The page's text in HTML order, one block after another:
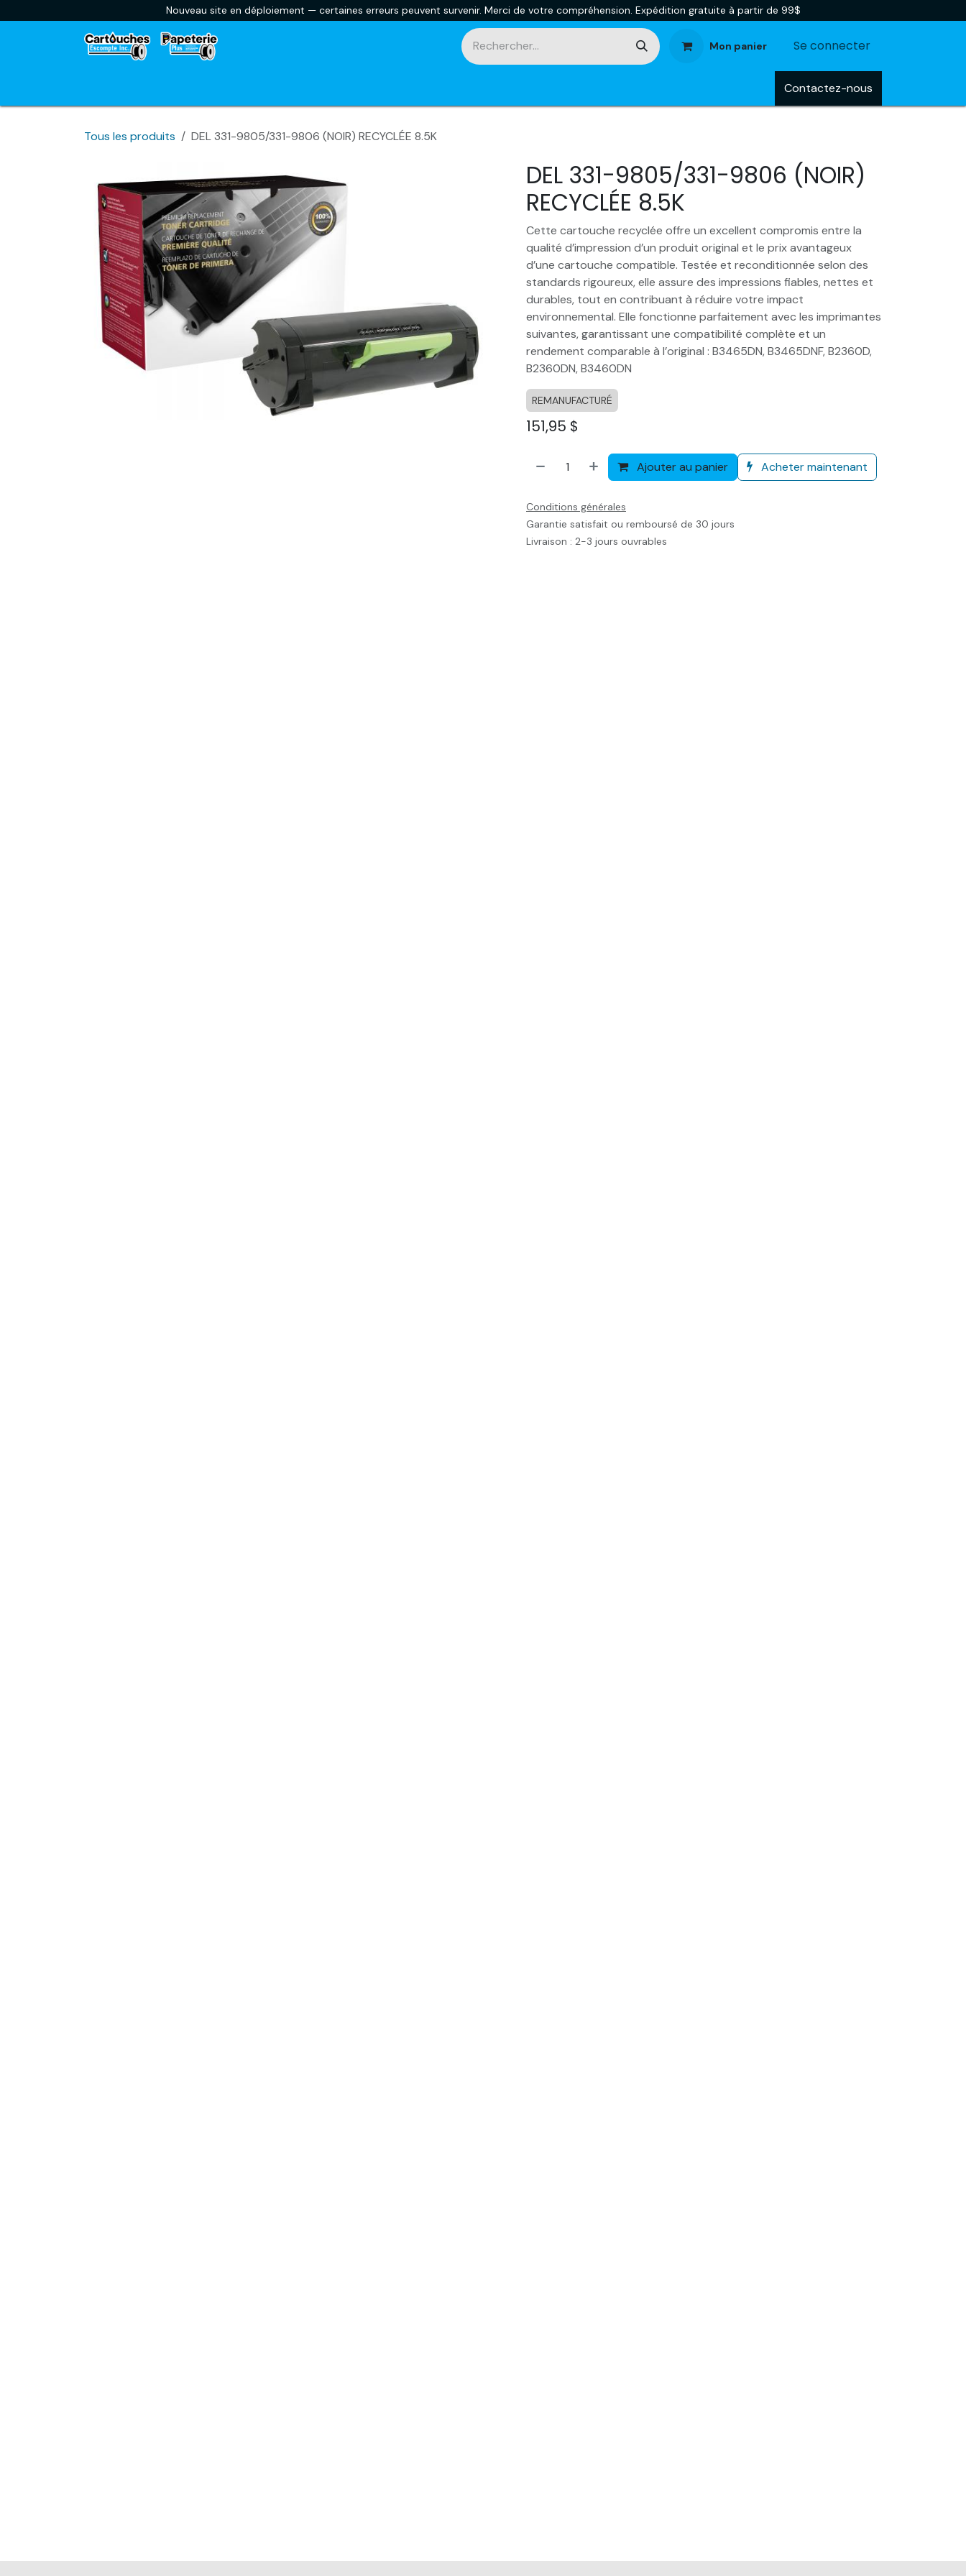
Nouveau site en déploiement — certaines erreurs peuvent survenir. Merci de votre compréhension. Expédition gratuite à partir de 99$
Mon panier Se connecter
Contactez-nous
Tous les produits DEL 331-9805/331-9806 (NOIR) RECYCLÉE 8.5K
DEL 331-9805/331-9806 (NOIR)
RECYCLÉE 8.5K
Cette cartouche recyclée offre un excellent compromis entre la
qualité d’impression d’un produit original et le prix avantageux
d’une cartouche compatible. Testée et reconditionnée selon des
standards rigoureux, elle assure des impressions fiables, nettes et
durables, tout en contribuant à réduire votre impact
environnemental. Elle fonctionne parfaitement avec les imprimantes
suivantes, garantissant une compatibilité complète et un
rendement comparable à l’original : B3465DN, B3465DNF, B2360D,
B2360DN, B3460DN
REMANUFACTURÉ
151,95 $
Ajouter au panier Acheter maintenant
Conditions générales
Garantie satisfait ou remboursé de 30 jours
Livraison : 2-3 jours ouvrables